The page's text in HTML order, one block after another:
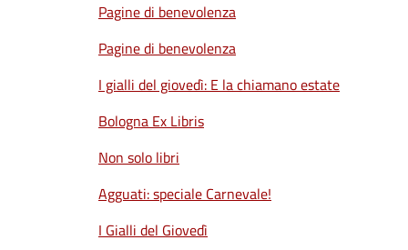
Pagine di benevolenza
Pagine di benevolenza
I gialli del giovedì: E la chiamano estate
Bologna Ex Libris
Non solo libri
Agguati: speciale Carnevale!
I Gialli del Giovedì